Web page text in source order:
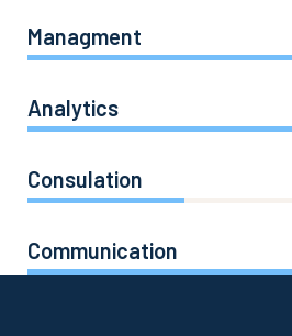
Managment
Analytics
Consulation
Communication